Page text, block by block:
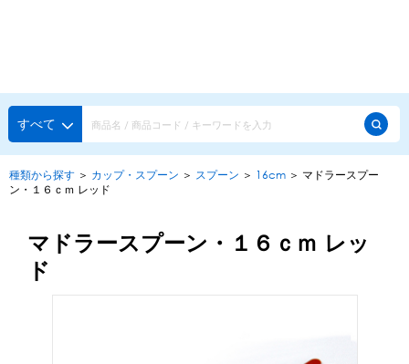
種類から探す
かき氷専用シロップ
蜜・シロップ
探す
用途で選ぶ
すべて
種類から探す ＞ カップ・スプーン ＞ スプーン ＞ 16cm ＞ マドラースプー
ン・１６ｃｍ レッド
マドラースプーン・１６ｃｍ レッ
ド